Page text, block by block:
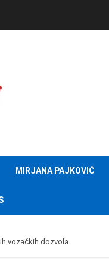
MIRJANA PAJKOVIĆ
vozačkih dozvola